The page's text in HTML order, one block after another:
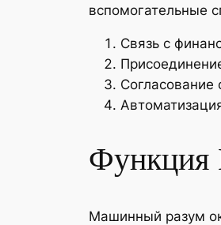
вспомогательные
Связь с
Функция
Машинный разум